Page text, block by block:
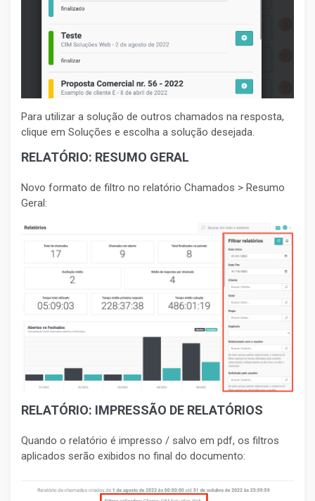
Para utilizar a solução de outros chamados na resposta,
clique em Soluções e escolha a solução desejada.
RELATÓRIO: RESUMO GERAL
Novo formato de filtro no relatório Chamados > Resumo
Geral:
RELATÓRIO: IMPRESSÃO DE RELATÓRIOS
Quando o relatório é impresso / salvo em pdf, os filtros
aplicados serão exibidos no final do documento: